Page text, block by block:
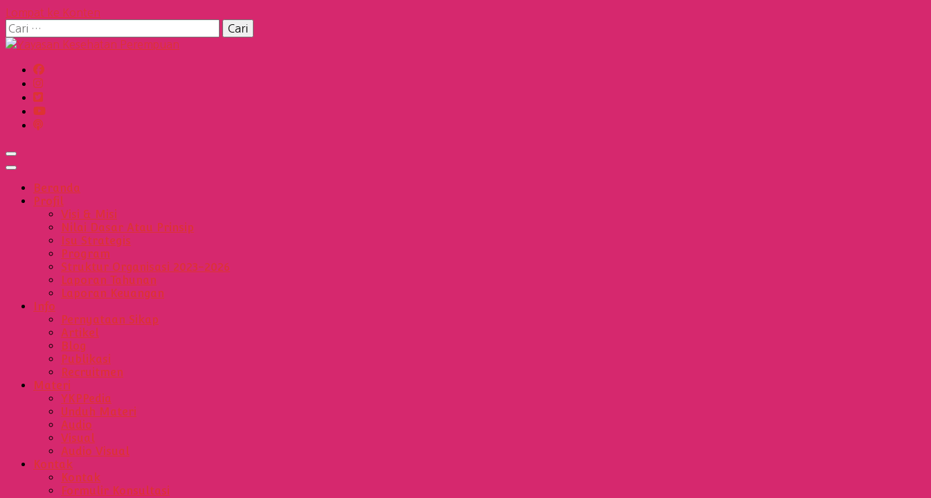
Lompat ke Konten
Cari
untuk:
Yayasan Kesehatan Perempuan
Beranda
Profil
Visi & Misi
Nilai Dasar Atau Prinsip
Isu Strategis
Program
Struktur Organisasi 2023-2026
Laporan Tahunan
Laporan Keuangan
Info
Pernyataan Sikap
Artikel
Blog
Publikasi
Recruitmen
Materi
YKPPedia
Unduh Materi
Audio
Visual
Audio Visual
Kontak
Kontak
Formulir Konsultasi